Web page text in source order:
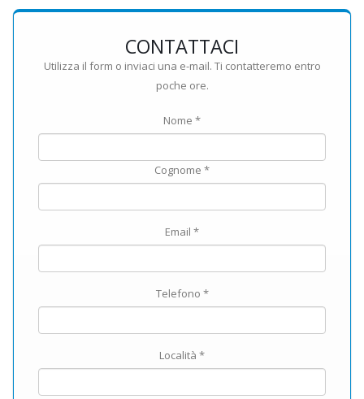
CONTATTACI
Utilizza il form o inviaci una e-mail. Ti contatteremo entro
poche ore.
Nome *
Cognome *
Email *
Telefono *
Località *